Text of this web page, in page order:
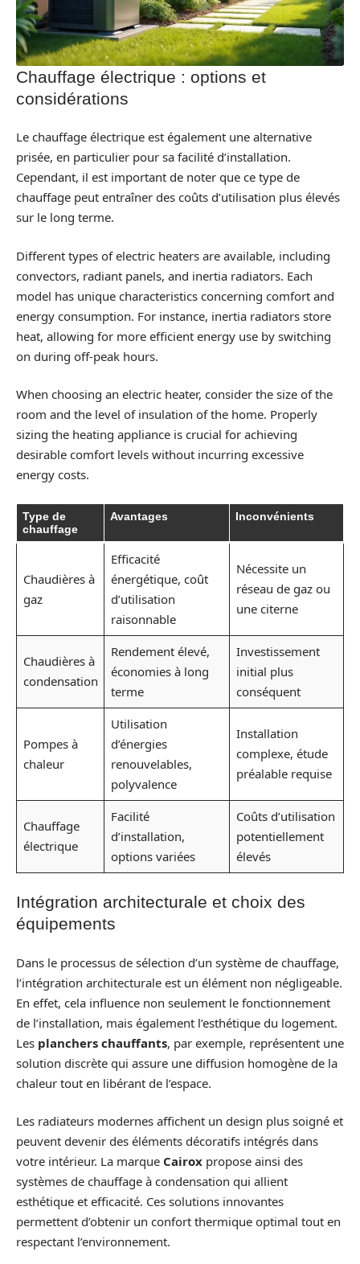
Chauffage électrique : options et
considérations
Le chauffage électrique est également une alternative
prisée, en particulier pour sa facilité d’installation.
Cependant, il est important de noter que ce type de
chauffage peut entraîner des coûts d’utilisation plus élevés
sur le long terme.
Different types of electric heaters are available, including
convectors, radiant panels, and inertia radiators. Each
model has unique characteristics concerning comfort and
energy consumption. For instance, inertia radiators store
heat, allowing for more efficient energy use by switching
on during off-peak hours.
When choosing an electric heater, consider the size of the
room and the level of insulation of the home. Properly
sizing the heating appliance is crucial for achieving
desirable comfort levels without incurring excessive
energy costs.
Type de
chauffage
Avantages Inconvénients
Chaudières à
gaz
Efficacité
énergétique, coût
d’utilisation
raisonnable
Nécessite un
réseau de gaz ou
une citerne
Chaudières à
condensation
Rendement élevé,
économies à long
terme
Investissement
initial plus
conséquent
Pompes à
chaleur
Utilisation
d’énergies
renouvelables,
polyvalence
Installation
complexe, étude
préalable requise
Chauffage
électrique
Facilité
d’installation,
options variées
Coûts d’utilisation
potentiellement
élevés
Intégration architecturale et choix des
équipements
Dans le processus de sélection d’un système de chauffage,
l’intégration architecturale est un élément non négligeable.
En effet, cela influence non seulement le fonctionnement
de l’installation, mais également l’esthétique du logement.
Les planchers chauffants, par exemple, représentent une
solution discrète qui assure une diffusion homogène de la
chaleur tout en libérant de l’espace.
Les radiateurs modernes affichent un design plus soigné et
peuvent devenir des éléments décoratifs intégrés dans
votre intérieur. La marque Cairox propose ainsi des
systèmes de chauffage à condensation qui allient
esthétique et efficacité. Ces solutions innovantes
permettent d’obtenir un confort thermique optimal tout en
respectant l’environnement.